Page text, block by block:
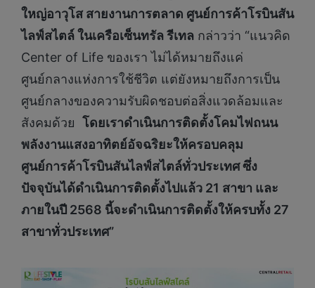
ใหญ่อาวุโส สายงานการตลาด ศูนย์การค้าโรบินสัน
ไลฟ์สไตล์ ในเครือเซ็นทรัล รีเทล กล่าวว่า “แนวคิด
Center of Life ของเรา ไม่ได้หมายถึงแค่
ศูนย์กลางแห่งการใช้ชีวิต แต่ยังหมายถึงการเป็น
ศูนย์กลางของความรับผิดชอบต่อสิ่งแวดล้อมและ
สังคมด้วย โดยเราดำเนินการติดตั้งโคมไฟถนน
พลังงานแสงอาทิตย์อัจฉริยะให้ครอบคลุม
ศูนย์การค้าโรบินสันไลฟ์สไตล์ทั่วประเทศ ซึ่ง
ปัจจุบันได้ดำเนินการติดตั้งไปแล้ว 21 สาขา และ
ภายในปี 2568 นี้จะดำเนินการติดตั้งให้ครบทั้ง 27
สาขาทั่วประเทศ”